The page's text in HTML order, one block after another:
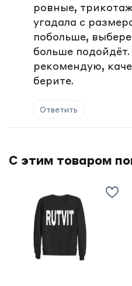
ровные,
угадала с
побольше,
больше
рекомендую,
берите.
Ответить
С этим товаром